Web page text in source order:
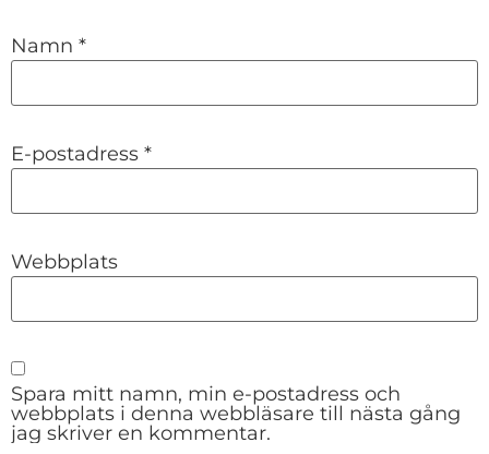
Namn *
E-postadress *
Webbplats
Spara mitt namn, min e-postadress och
webbplats i denna webbläsare till nästa gång
jag skriver en kommentar.